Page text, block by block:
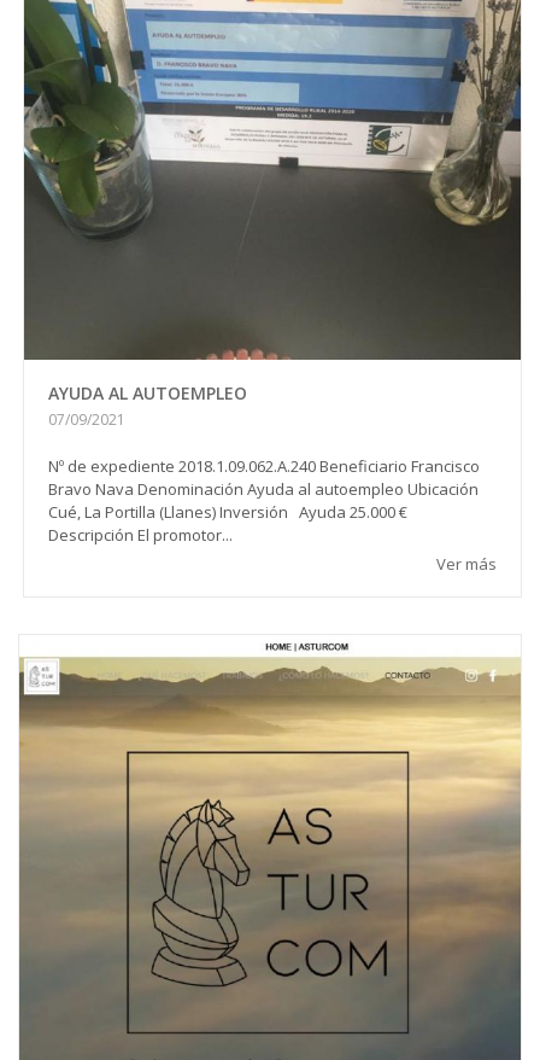
AYUDA AL AUTOEMPLEO
07/09/2021
Nº de expediente 2018.1.09.062.A.240 Beneficiario Francisco
Bravo Nava Denominación Ayuda al autoempleo Ubicación
Cué, La Portilla (Llanes) Inversión Ayuda 25.000 €
Descripción El promotor...
Ver más